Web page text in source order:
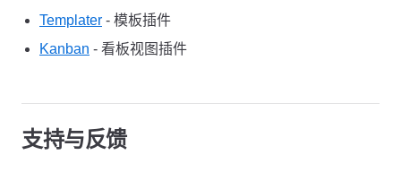
Templater - 模板插件
Kanban - 看板视图插件
支持与反馈